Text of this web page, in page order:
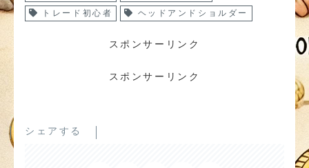
トレード初心者
ヘッドアンドショルダー
スポンサーリンク
スポンサーリンク
シェアする